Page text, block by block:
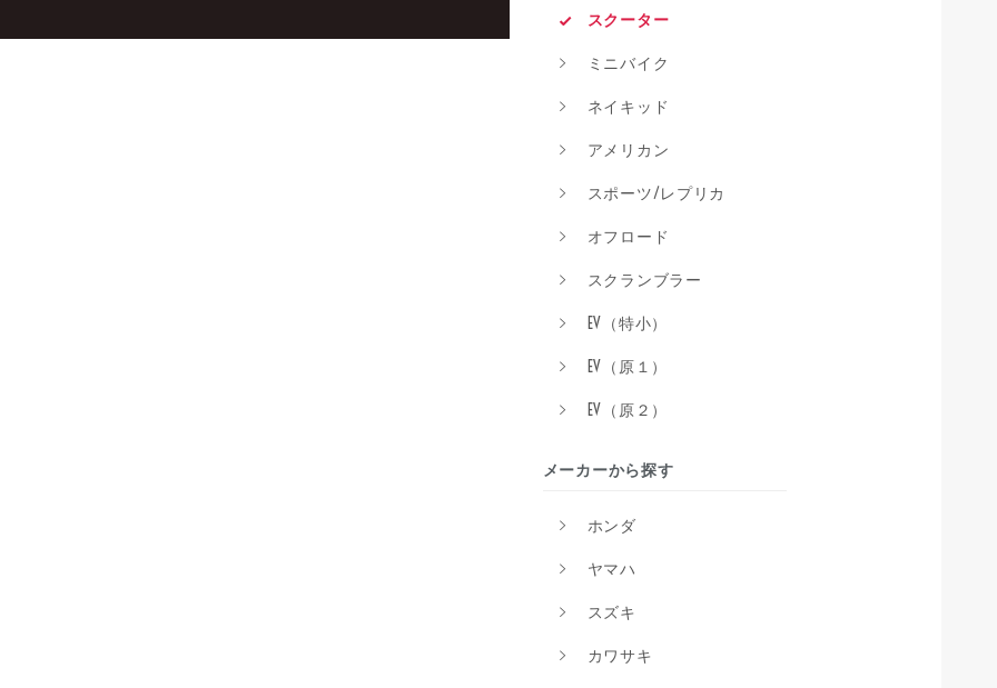
スクーター
ミニバイク
ネイキッド
アメリカン
スポーツ/レプリカ
オフロード
スクランブラー
EV（特小）
EV（原１）
EV（原２）
メーカーから探す
ホンダ
ヤマハ
スズキ
カワサキ